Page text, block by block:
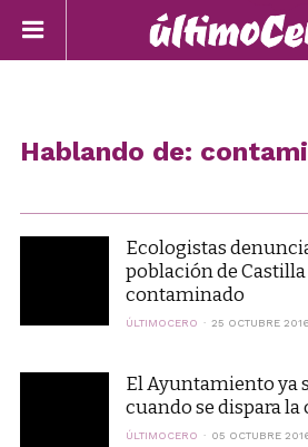
Hablando de:
Ecologistas
población de
contaminado
ÚLTIMOCERO 25 OCTUBRE 2016
El Ayuntamiento ya
cuando se dispara
ÚLTIMOCERO 05 OCTUBRE